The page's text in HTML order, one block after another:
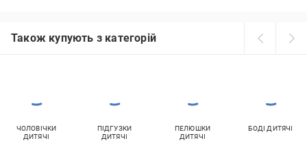
Також купують з категорій
ЧОЛОВІЧКИ
ДИТЯЧІ
ПІДГУЗКИ
ДИТЯЧІ
ПЕЛЮШКИ
ДИТЯЧІ
БОДІ ДИТЯЧІ